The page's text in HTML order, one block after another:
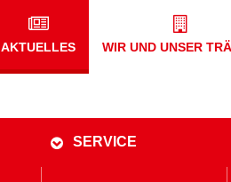
AKTUELLES WIR UND UNSER
SERVICE